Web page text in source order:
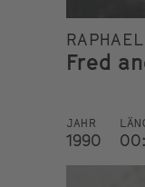
Fred
JAHR
1990